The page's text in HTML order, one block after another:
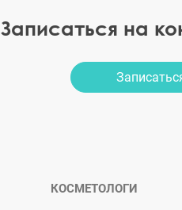
Записаться на
КОСМЕТОЛОГИ